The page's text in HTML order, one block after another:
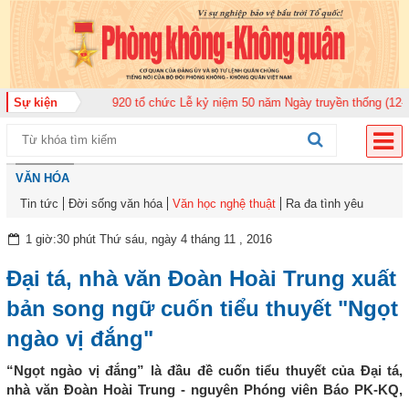
Sự kiện
Không quân 920 tổ chức Lễ kỷ niệm 50 năm Ngày truyền thống (12-11-
VĂN HÓA
Tin tức
Đời sống văn hóa Văn học nghệ thuật Ra đa tình yêu
1 giờ:30 phút Thứ sáu, ngày 4 tháng 11 , 2016
Đại tá, nhà văn Đoàn Hoài Trung xuất
bản song ngữ cuốn tiểu thuyết "Ngọt
ngào vị đắng"
“Ngọt ngào vị đắng” là đầu đề cuốn tiểu thuyết của Đại tá,
nhà văn Đoàn Hoài Trung - nguyên Phóng viên Báo PK-KQ,